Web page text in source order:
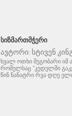
ᲡᲘᲖᲛᲐᲠᲗᲛᲭᲔᲠᲘ
ავტორი: სტივენ
ხვალ ოთხი მეგობარი იმ
რომელსაც "კედელში
წინ ნანატრი რვა დღე